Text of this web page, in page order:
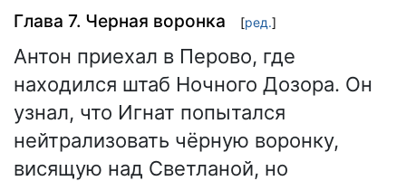
Глава 7. Черная воронка [ред.]
Антон приехал в Перово, где
находился штаб Ночного Дозора. Он
узнал, что Игнат попытался
нейтрализовать чёрную воронку,
висящую над Светланой, но